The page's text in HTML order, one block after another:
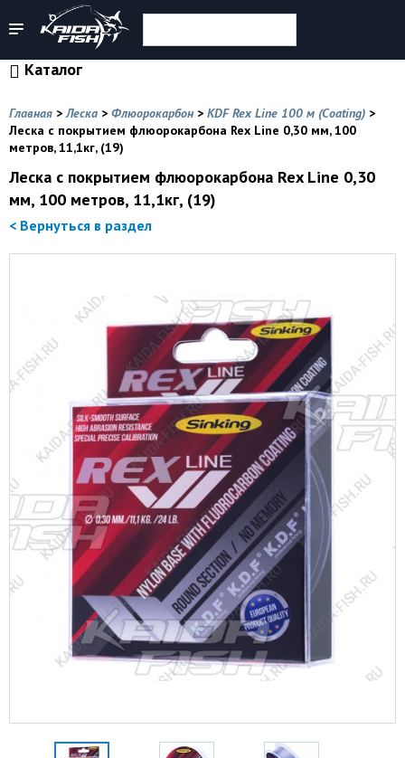
Каталог
Главная >Леска > Флюорокарбон> KDF Rex Line 100 м (Coating) >
Леска с покрытием флюорокарбона Rex Line 0,30 мм, 100
метров, 11,1кг, (19)
Леска с покрытием флюорокарбона Rex Line 0,30
мм, 100 метров, 11,1кг, (19)
< Вернуться в раздел